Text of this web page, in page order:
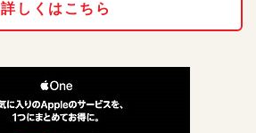
詳しくはこちら